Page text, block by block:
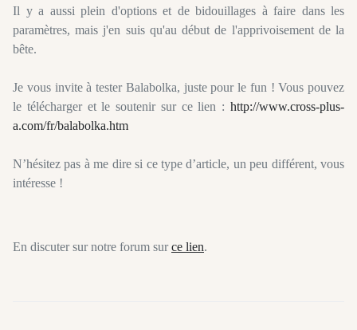
Il y a aussi plein d'options et de bidouillages à faire dans les
paramètres, mais j'en suis qu'au début de l'apprivoisement de la
bête.
Je vous invite à tester Balabolka, juste pour le fun ! Vous pouvez
le télécharger et le soutenir sur ce lien : http://www.cross-plus-
a.com/fr/balabolka.htm
N’hésitez pas à me dire si ce type d’article, un peu différent, vous
intéresse !
En discuter sur notre forum surce lien.